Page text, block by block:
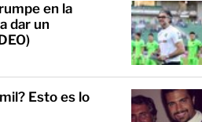
en la
dar un
Esto es lo